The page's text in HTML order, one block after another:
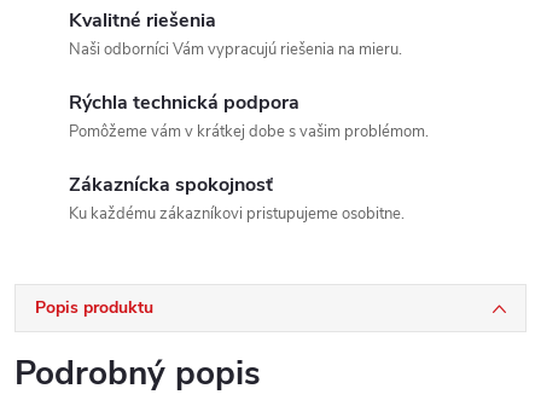
Kvalitné riešenia
Naši odborníci Vám vypracujú riešenia na mieru.
Rýchla technická podpora
Pomôžeme vám v krátkej dobe s vašim problémom.
Zákaznícka spokojnosť
Ku každému zákazníkovi pristupujeme osobitne.
Popis produktu
Podrobný popis